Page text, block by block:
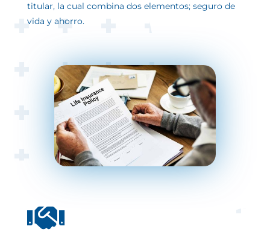
titular, la cual combina dos elementos; seguro de
vida y ahorro.
